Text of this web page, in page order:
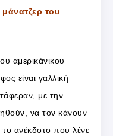
του
αμερικάνικου
είναι γαλλική
με την
να τον κάνουν
το ανέκδοτο που λένε